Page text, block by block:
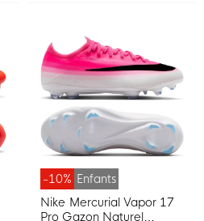
-10% Enfants
Nike Mercurial Vapor 17
Pro Gazon Naturel